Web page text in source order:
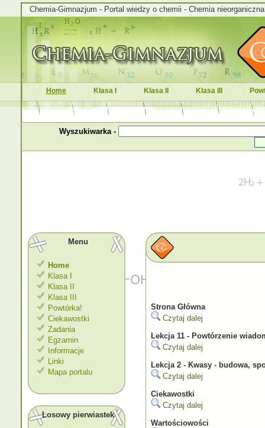
Chemia-Gimnazjum - Portal wiedzy o chemii - Chemia
Home Klasa I Klasa II Klasa III
Wyszukiwarka -
Menu
Home
Klasa I
Klasa II
Klasa III
Powtórka!
Ciekawostki
Zadania
Egzamin
Informacje
Linki
Mapa portalu
Losowy pierwiastek
Strona Główna
Czytaj dalej
Lekcja 11 - Powtórzenie
Czytaj dalej
Lekcja 2 - Kwasy - budowa,
Czytaj dalej
Ciekawostki
Czytaj dalej
Wartościowości